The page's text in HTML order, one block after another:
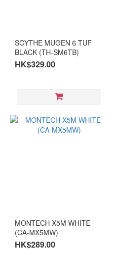
SCYTHE MUGEN 6 TUF
BLACK (TH-SM6TB)
HK$329.00
MONTECH X5M WHITE
(CA-MX5MW)
HK$289.00